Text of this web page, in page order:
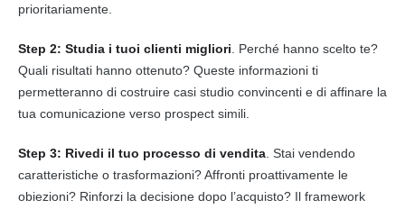
prioritariamente.
Step 2: Studia i tuoi clienti migliori . Perché hanno scelto te?
Quali risultati hanno ottenuto? Queste informazioni ti
permetteranno di costruire casi studio convincenti e di affinare la
tua comunicazione verso prospect simili.
Step 3: Rivedi il tuo processo di vendita . Stai vendendo
caratteristiche o trasformazioni? Affronti proattivamente le
obiezioni? Rinforzi la decisione dopo l’acquisto? Il framework